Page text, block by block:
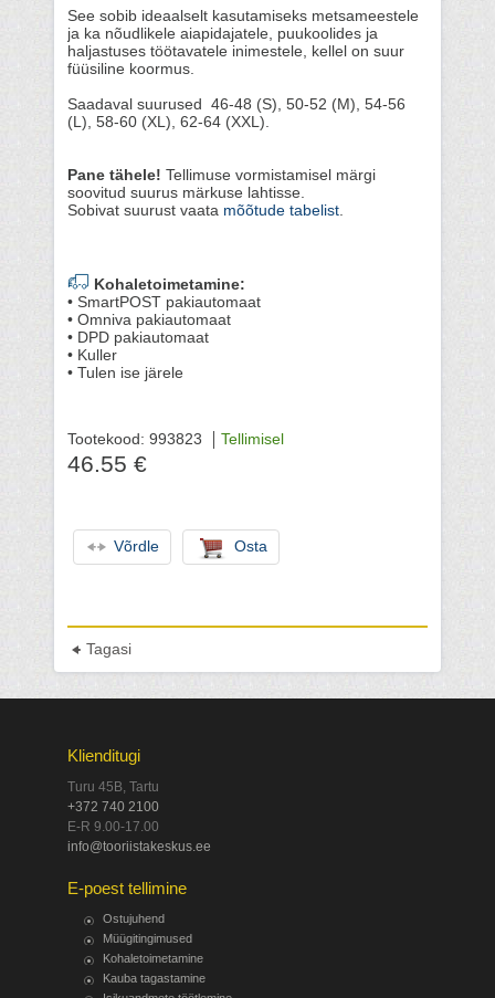
See sobib ideaalselt kasutamiseks metsameestele
ja ka nõudlikele aiapidajatele, puukoolides ja
haljastuses töötavatele inimestele, kellel on suur
füüsiline koormus.
Saadaval suurused 46-48 (S), 50-52 (M), 54-56
(L), 58-60 (XL), 62-64 (XXL).
Pane tähele! Tellimuse vormistamisel märgi
soovitud suurus märkuse lahtisse.
Sobivat suurust vaata mõõtude tabelist.
Kohaletoimetamine:
• SmartPOST pakiautomaat
• Omniva pakiautomaat
• DPD pakiautomaat
• Kuller
• Tulen ise järele
Tootekood: 993823 Tellimisel
46.55 €
Võrdle Osta
Tagasi
Klienditugi
Turu 45B, Tartu
+372 740 2100
E-R 9.00-17.00
info@tooriistakeskus.ee
E-poest tellimine
Ostujuhend
Müügitingimused
Kohaletoimetamine
Kauba tagastamine